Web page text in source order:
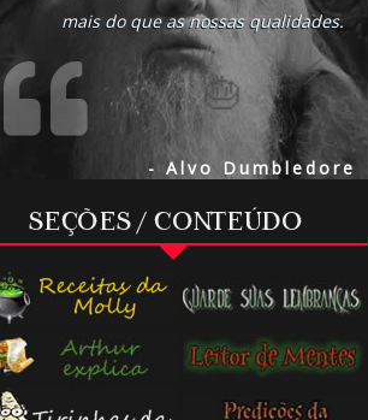
mais do que as nossas qualidades.
- Alvo Dumbledore
SEÇÕES / CONTEÚDO